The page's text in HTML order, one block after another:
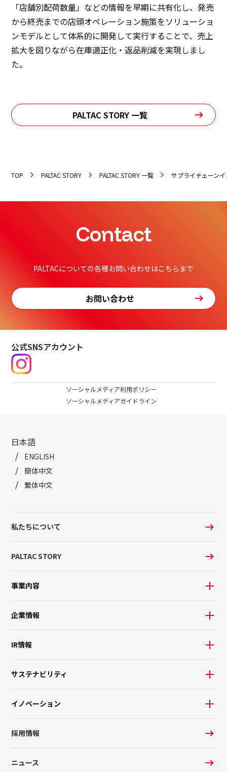
「店舗別配荷数量」などの情報を早期に共有化し、発売
から終売までの店頭オペレーション施策をソリューショ
ンモデルとして体系的に開発して実行することで、売上
拡大を図りながら在庫適正化・返品削減を実現しまし
た。
PALTAC STORY 一覧
TOP PALTAC STORY PALTAC STORY 一覧 サプライチェーン
Contact
PALTACについての各種お問い合わせはこちらまで
お問い合わせ
公式SNSアカウント
ソーシャルメディア利用ポリシー
ソーシャルメディアガイドライン
日本語
ENGLISH
簡体中文
繁体中文
私たちについて
PALTAC STORY
事業内容
企業情報
IR情報
サステナビリティ
イノベーション
採用情報
ニュース